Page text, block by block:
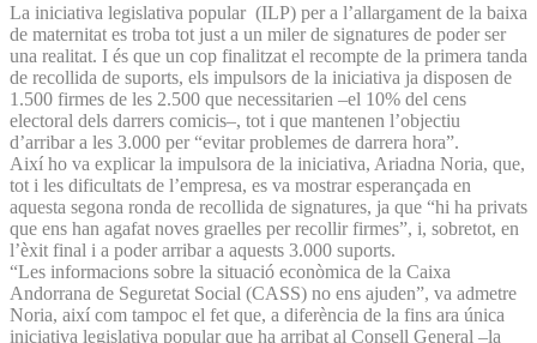
La iniciativa legislativa popular (ILP) per a l’allargament de la baixa
de maternitat es troba tot just a un miler de signatures de poder ser
una realitat. I és que un cop finalitzat el recompte de la primera tanda
de recollida de suports, els impulsors de la iniciativa ja disposen de
1.500 firmes de les 2.500 que necessitarien –el 10% del cens
electoral dels darrers comicis–, tot i que mantenen l’objectiu
d’arribar a les 3.000 per “evitar problemes de darrera hora”.
Així ho va explicar la impulsora de la iniciativa, Ariadna Noria, que,
tot i les dificultats de l’empresa, es va mostrar esperançada en
aquesta segona ronda de recollida de signatures, ja que “hi ha privats
que ens han agafat noves graelles per recollir firmes”, i, sobretot, en
l’èxit final i a poder arribar a aquests 3.000 suports.
“Les informacions sobre la situació econòmica de la Caixa
Andorrana de Seguretat Social (CASS) no ens ajuden”, va admetre
Noria, així com tampoc el fet que, a diferència de la fins ara única
iniciativa legislativa popular que ha arribat al Consell General –la